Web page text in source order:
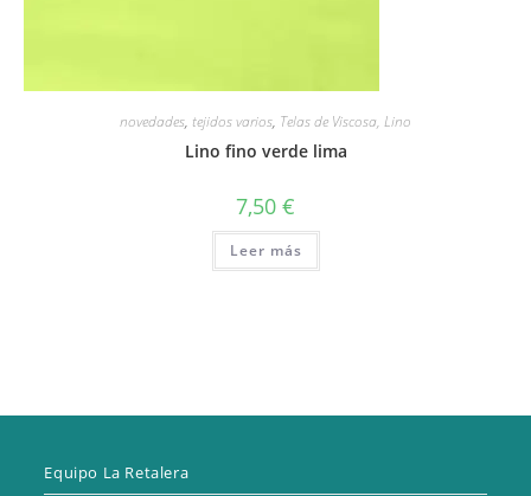
novedades, tejidos varios, Telas de Viscosa, Lino
Lino fino verde lima
7,50 €
Leer más
Equipo La Retalera